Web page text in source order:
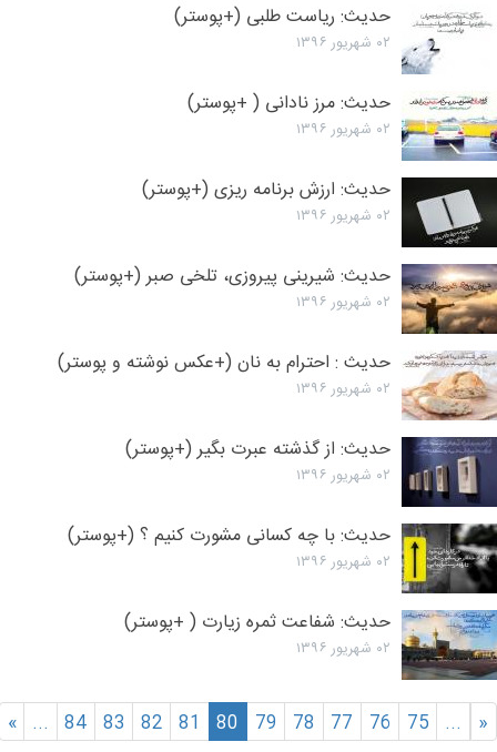
حدیث: ریاست طلبی (+پوستر)
۰۲ شهریور ۱۳۹۶
حدیث: مرز نادانی ( +پوستر)
۰۲ شهریور ۱۳۹۶
حدیث: ارزش برنامه ریزی (+پوستر)
۰۲ شهریور ۱۳۹۶
حدیث: شیرینی پیروزی، تلخی صبر (+پوستر)
۰۲ شهریور ۱۳۹۶
حدیث : احترام به نان (+عکس نوشته و پوستر)
۰۲ شهریور ۱۳۹۶
حدیث: از گذشته عبرت بگیر (+پوستر)
۰۲ شهریور ۱۳۹۶
حدیث: با چه کسانی مشورت کنیم ؟ (+پوستر)
۰۲ شهریور ۱۳۹۶
حدیث: شفاعت ثمره زیارت ( +پوستر)
۰۲ شهریور ۱۳۹۶
«
...
75
76
77
78
79
80
81
82
83
84
...
»